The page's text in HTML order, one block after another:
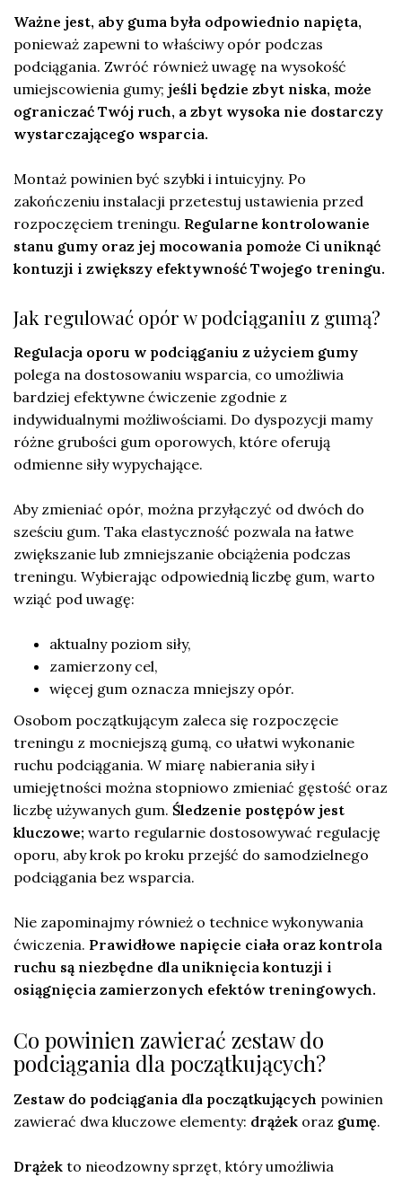
Ważne jest, aby guma była odpowiednio napięta,
ponieważ zapewni to właściwy opór podczas
podciągania. Zwróć również uwagę na wysokość
umiejscowienia gumy; jeśli będzie zbyt niska, może
ograniczać Twój ruch, a zbyt wysoka nie dostarczy
wystarczającego wsparcia.
Montaż powinien być szybki i intuicyjny. Po
zakończeniu instalacji przetestuj ustawienia przed
rozpoczęciem treningu. Regularne kontrolowanie
stanu gumy oraz jej mocowania pomoże Ci uniknąć
kontuzji i zwiększy efektywność Twojego treningu.
Jak regulować opór w podciąganiu z gumą?
Regulacja oporu w podciąganiu z użyciem gumy
polega na dostosowaniu wsparcia, co umożliwia
bardziej efektywne ćwiczenie zgodnie z
indywidualnymi możliwościami. Do dyspozycji mamy
różne grubości gum oporowych, które oferują
odmienne siły wypychające.
Aby zmieniać opór, można przyłączyć od dwóch do
sześciu gum. Taka elastyczność pozwala na łatwe
zwiększanie lub zmniejszanie obciążenia podczas
treningu. Wybierając odpowiednią liczbę gum, warto
wziąć pod uwagę:
aktualny poziom siły,
zamierzony cel,
więcej gum oznacza mniejszy opór.
Osobom początkującym zaleca się rozpoczęcie
treningu z mocniejszą gumą, co ułatwi wykonanie
ruchu podciągania. W miarę nabierania siły i
umiejętności można stopniowo zmieniać gęstość oraz
liczbę używanych gum. Śledzenie postępów jest
kluczowe; warto regularnie dostosowywać regulację
oporu, aby krok po kroku przejść do samodzielnego
podciągania bez wsparcia.
Nie zapominajmy również o technice wykonywania
ćwiczenia. Prawidłowe napięcie ciała oraz kontrola
ruchu są niezbędne dla uniknięcia kontuzji i
osiągnięcia zamierzonych efektów treningowych.
Co powinien zawierać zestaw do
podciągania dla początkujących?
Zestaw do podciągania dla początkujących powinien
zawierać dwa kluczowe elementy: drążek oraz gumę.
Drążek to nieodzowny sprzęt, który umożliwia